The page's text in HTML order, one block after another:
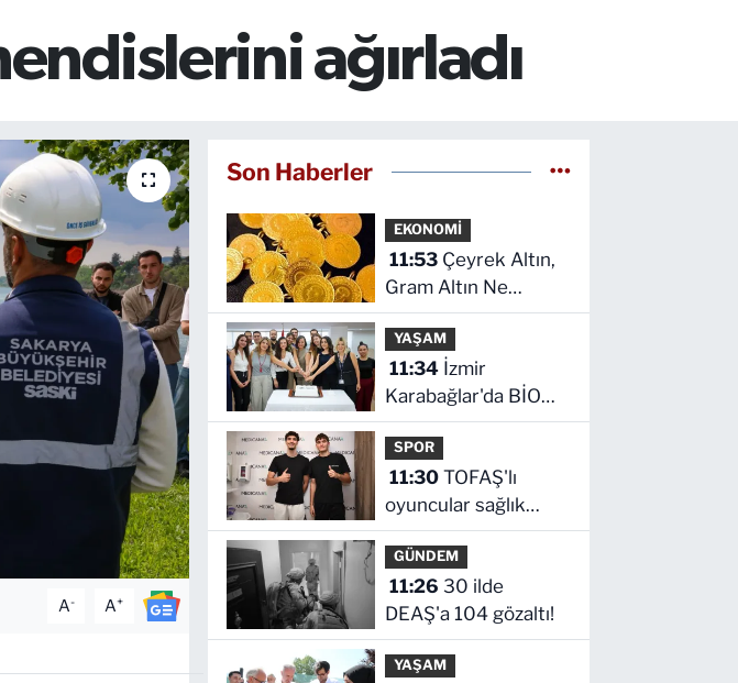
ağırladı
A- A+
Son Haberler
EKONOMİ
11:53
Gram Altın Ne
Kadar? İnegöl Kapalı
Çarşı'da Altın Ne
Kadar?
YAŞAM
11:34
Karabağlar'da BİO
fark yarattı
SPOR
11:30 TOFAŞ'lı
oyuncular sağlık
kontrolünden geçti
GÜNDEM
11:26 30 ilde
DEAŞ'a 104 gözaltı!
YAŞAM